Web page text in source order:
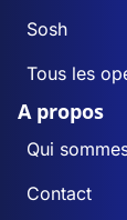
Sosh
Tous les
A propos
Qui
Contact